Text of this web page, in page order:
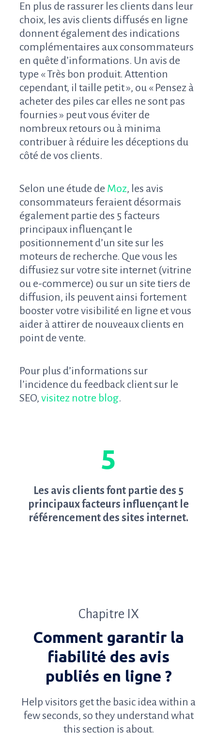
En plus de rassurer les clients dans leur
choix, les avis clients diffusés en ligne
donnent également des indications
complémentaires aux consommateurs
en quête d’informations. Un avis de
type « Très bon produit. Attention
cependant, il taille petit », ou « Pensez à
acheter des piles car elles ne sont pas
fournies » peut vous éviter de
nombreux retours ou à minima
contribuer à réduire les déceptions du
côté de vos clients.
Selon une étude de Moz, les avis
consommateurs feraient désormais
également partie des 5 facteurs
principaux influençant le
positionnement d’un site sur les
moteurs de recherche. Que vous les
diffusiez sur votre site internet (vitrine
ou e-commerce) ou sur un site tiers de
diffusion, ils peuvent ainsi fortement
booster votre visibilité en ligne et vous
aider à attirer de nouveaux clients en
point de vente.
Pour plus d’informations sur
l’incidence du feedback client sur le
SEO, visitez notre blog.
5
Les avis clients font partie des 5
principaux facteurs influençant le
référencement des sites internet.
Chapitre IX
Comment garantir la
fiabilité des avis
publiés en ligne ?
Help visitors get the basic idea within a
few seconds, so they understand what
this section is about.